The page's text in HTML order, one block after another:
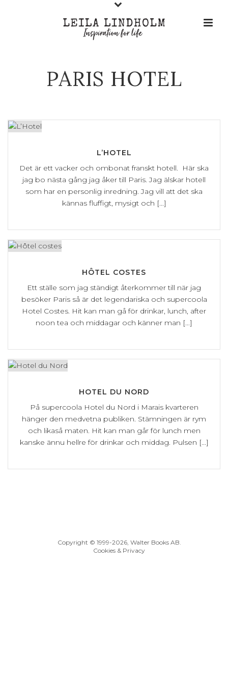
PARIS HOTEL
L’HOTEL
Det är ett vacker och ombonat franskt hotell. Här ska
jag bo nästa gång jag åker till Paris. Jag älskar hotell
som har en personlig inredning. Jag vill att det ska
kännas fluffigt, mysigt och [...]
HÔTEL COSTES
Ett ställe som jag ständigt återkommer till när jag
besöker Paris så är det legendariska och supercoola
Hotel Costes. Hit kan man gå för drinkar, lunch, after
noon tea och middagar och känner man [...]
HOTEL DU NORD
På supercoola Hotel du Nord i Marais kvarteren
hänger den medvetna publiken. Stämningen är rym
och likaså maten. Hit kan man går för lunch men
kanske ännu hellre för drinkar och middag. Pulsen [...]
Copyright © 1999-2026, Walter Books AB.
Cookies & Privacy